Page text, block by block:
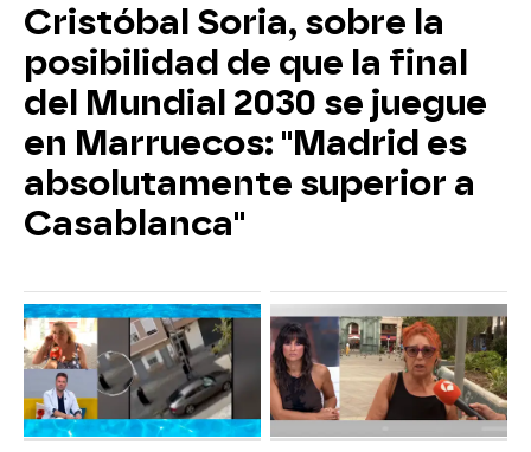
Cristóbal Soria, sobre la
posibilidad de que la final
del Mundial 2030 se juegue
en Marruecos: "Madrid es
absolutamente superior a
Casablanca"